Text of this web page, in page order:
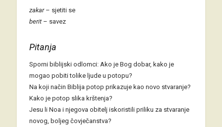
zakar– sjetiti se
berit– savez
Pitanja
Sporni biblijski odlomci: Ako je Bog dobar, kako je
mogao pobiti tolike ljude u potopu?
Na koji način Biblija potop prikazuje kao novo stvaranje?
Kako je potop slika krštenja?
Jesu li Noa i njegova obitelj iskoristili priliku za stvaranje
novog, boljeg čovječanstva?